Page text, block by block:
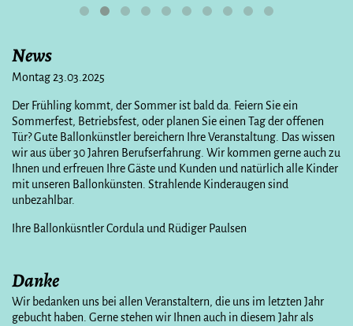
News
Montag 23.03.2025
Der Frühling kommt, der Sommer ist bald da. Feiern Sie ein
Sommerfest, Betriebsfest, oder planen Sie einen Tag der offenen
Tür? Gute Ballonkünstler bereichern Ihre Veranstaltung. Das wissen
wir aus über 30 Jahren Berufserfahrung. Wir kommen gerne auch zu
Ihnen und erfreuen Ihre Gäste und Kunden und natürlich alle Kinder
mit unseren Ballonkünsten. Strahlende Kinderaugen sind
unbezahlbar.
Ihre Ballonküsntler Cordula und Rüdiger Paulsen
Danke
Wir bedanken uns bei allen Veranstaltern, die uns im letzten Jahr
gebucht haben. Gerne stehen wir Ihnen auch in diesem Jahr als